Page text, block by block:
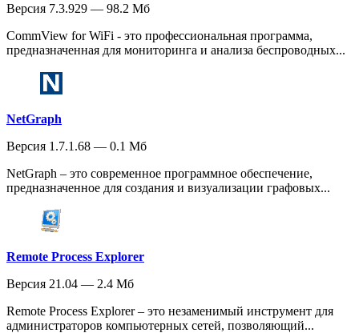
Версия 7.3.929 — 98.2 Мб
CommView for WiFi - это профессиональная программа,
предназначенная для мониторинга и анализа беспроводных...
NetGraph
Версия 1.7.1.68 — 0.1 Мб
NetGraph – это современное программное обеспечение,
предназначенное для создания и визуализации графовых...
Remote Process Explorer
Версия 21.04 — 2.4 Мб
Remote Process Explorer – это незаменимый инструмент для
администраторов компьютерных сетей, позволяющий...